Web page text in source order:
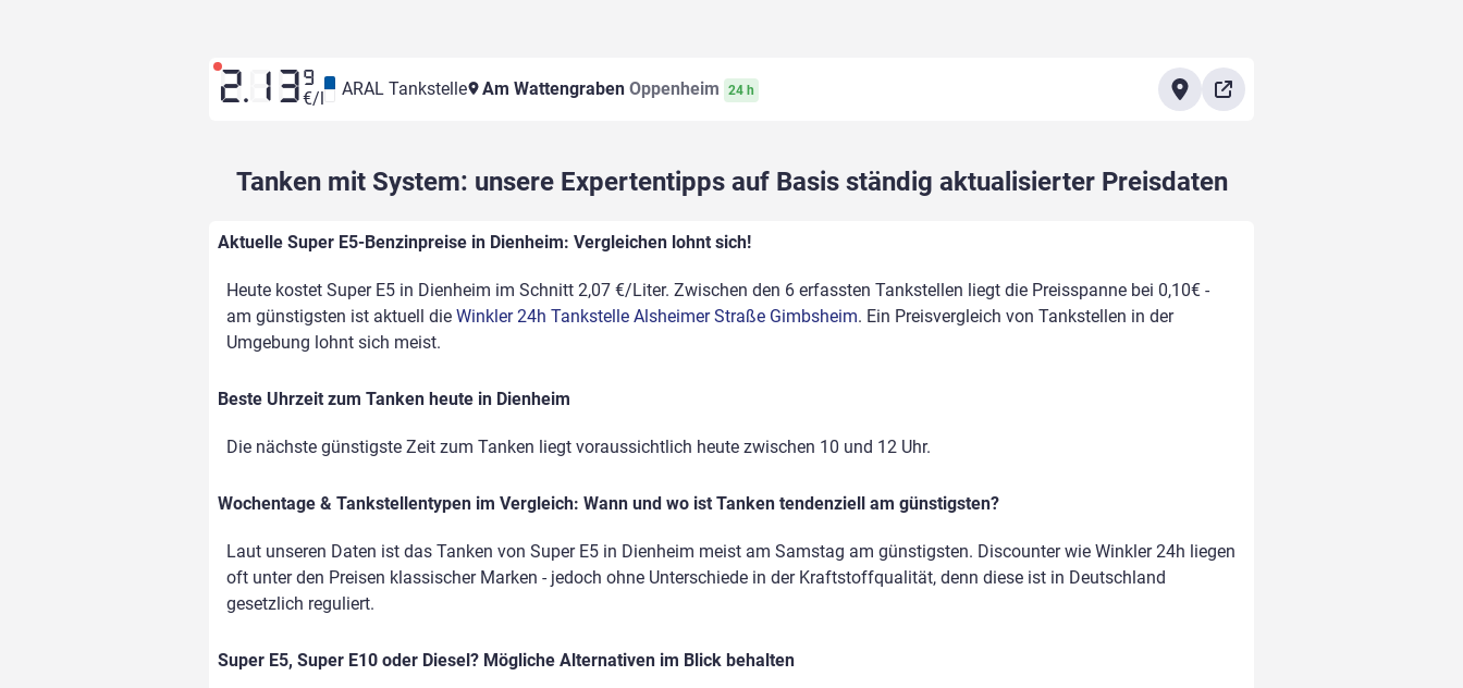
2.13 9
€/l ARAL Tankstelle Am Wattengraben Oppenheim 24 h
Tanken mit System: unsere Expertentipps auf Basis ständig aktualisierter Preisdaten
Aktuelle Super E5-Benzinpreise in Dienheim: Vergleichen lohnt sich!
Heute kostet Super E5 in Dienheim im Schnitt 2,07 €/Liter. Zwischen den 6 erfassten Tankstellen liegt die Preisspanne bei 0,10€ -
am günstigsten ist aktuell die Winkler 24h Tankstelle Alsheimer Straße Gimbsheim. Ein Preisvergleich von Tankstellen in der
Umgebung lohnt sich meist.
Beste Uhrzeit zum Tanken heute in Dienheim
Die nächste günstigste Zeit zum Tanken liegt voraussichtlich heute zwischen 10 und 12 Uhr.
Wochentage & Tankstellentypen im Vergleich: Wann und wo ist Tanken tendenziell am günstigsten?
Laut unseren Daten ist das Tanken von Super E5 in Dienheim meist am Samstag am günstigsten. Discounter wie Winkler 24h liegen
oft unter den Preisen klassischer Marken - jedoch ohne Unterschiede in der Kraftstoffqualität, denn diese ist in Deutschland
gesetzlich reguliert.
Super E5, Super E10 oder Diesel? Mögliche Alternativen im Blick behalten